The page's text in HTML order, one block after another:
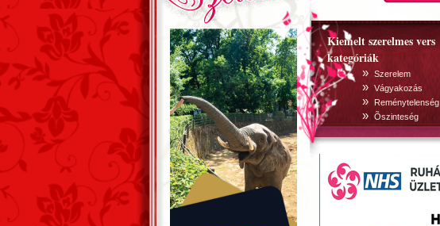
Kiemelt szerelmes vers
kategóriák
» Szerelem
» Vágyakozás
» Reménytelenség
» Õszinteség